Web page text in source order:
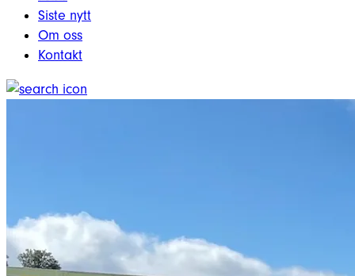
Siste nytt
Om oss
Kontakt